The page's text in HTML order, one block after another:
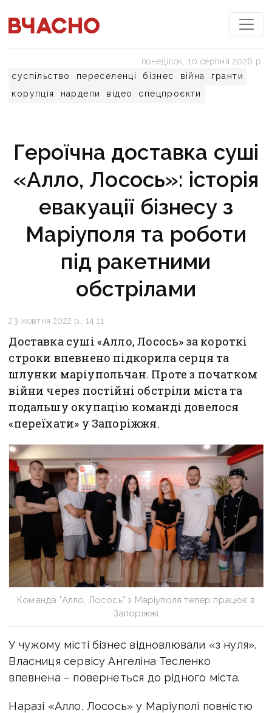
суспільство переселенці бізнес війна
гранти
корупція
нардепи відео спецпроєкти
понеділок, 10 серпня 2026 р.
Героїчна доставка суші
«Алло, Лосось»: історія
евакуації бізнесу з
Маріуполя та роботи
під ракетними
обстрілами
23 жовтня 2022 р., 14:11
Доставка суші «Алло, Лосось» за короткі
строки впевнено підкорила серця та
шлунки маріупольчан. Проте з початком
війни через постійні обстріли міста та
подальшу окупацію команді довелося
«переїхати» у Запоріжжя.
Команда "Алло, Лосось" з Маріуполя тепер працює в
Запоріжжі
У чужому місті бізнес відновлювали «з нуля».
Власниця сервісу Ангеліна Тесленко
впевнена – повернеться до рідного міста.
Наразі «Алло, Лосось» у Маріуполі повністю